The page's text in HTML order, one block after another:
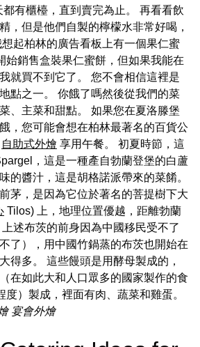
有櫃檯，直到賣完為止。 再看看飲
，但是他們自製的檸檬水非常好喝，
起柏林的廣告看板上有一個果仁蜜
始銷售盒裝果仁蜜餅，但如果我能在
就買不到它了。 您不會相信這裡是
點之一。 你餓了嗎然後從我們的菜
、主菜和甜點。 如果您在夏洛滕堡
，您可能會想在柏林最著名的百貨公
自助式外燴 享用午餐。 初夏時節，這
，這是一種產自勃蘭登堡的白蘆
的醬汁，這是胡格諾派帶來的菜餚。
茅，是因為它位於著名的菩提樹下大
Tilos) 上，地理位置優越，距離勃蘭
述布茨的前身因為中國移民受不了
了），用中國竹鍋蒸的布茨也開始在
得多。 這些饅頭是用酵母製成的，
在如此大和人口眾多的國家製作的食
度）製成，裡面有肉、蔬菜和雞蛋。
宴會外燴